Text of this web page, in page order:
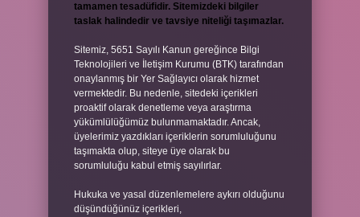
tamamen tesadüfidir. Sitemizdeki bilgiler
taslak halindedir ve tavsiye niteliği taşımazlar.
Sitemiz, 5651 Sayılı Kanun gereğince Bilgi
Teknolojileri ve İletişim Kurumu (BTK) tarafından
onaylanmış bir Yer Sağlayıcı olarak hizmet
vermektedir. Bu nedenle, sitedeki içerikleri
proaktif olarak denetleme veya araştırma
yükümlülüğümüz bulunmamaktadır. Ancak,
üyelerimiz yazdıkları içeriklerin sorumluluğunu
taşımakta olup, siteye üye olarak bu
sorumluluğu kabul etmiş sayılırlar.
Hukuka ve yasal düzenlemelere aykırı olduğunu
düşündüğünüz içerikleri,